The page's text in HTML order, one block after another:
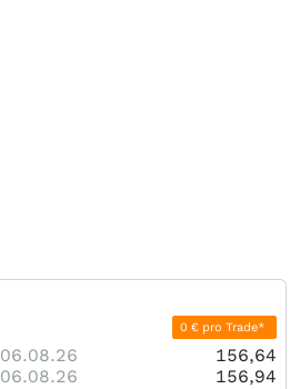
0 € pro Trade*
06.08.26
156,64
06.08.26 156,94